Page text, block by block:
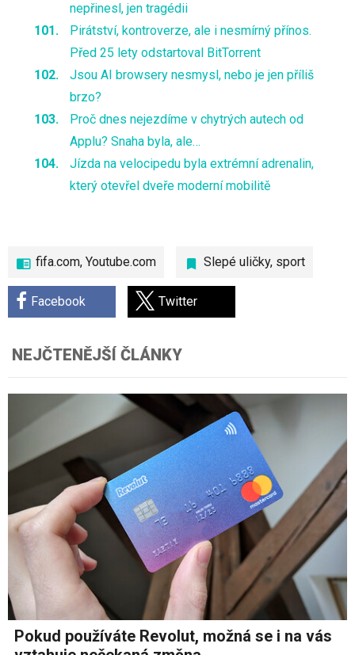
nepřinesl, jen tragédii
Pirátství, kontroverze, ale i nesmírný přínos.
Před 25 lety odstartoval BitTorrent
Jsou AI browsery nesmysl, nebo je jen příliš
brzo?
Proč dnes nejezdíme v chytrých autech od
Applu? Snaha byla, ale…
Jízda na velocipedu byla extrémní adrenalin,
který otevřel dveře moderní mobilitě
fifa.com, Youtube.com Slepé uličky, sport
Facebook Twitter
NEJČTENĚJŠÍ ČLÁNKY
Pokud používáte Revolut, možná se i na vás